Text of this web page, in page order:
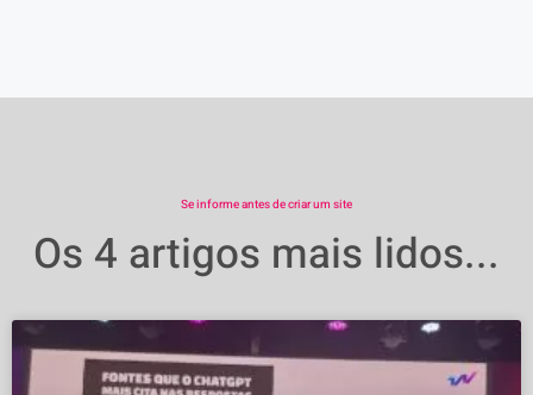
Se informe antes de criar um site
Os 4 artigos mais lidos...